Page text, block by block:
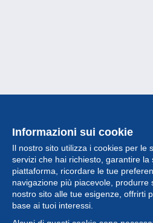
Informazioni sui cookie
Il nostro sito utilizza i cookies per le
servizi che hai richiesto, garantire la
piattaforma, ricordare le tue
navigazione più piacevole, produrre
nostro sito alle tue esigenze, offrirti
base ai tuoi interessi.
Collezione